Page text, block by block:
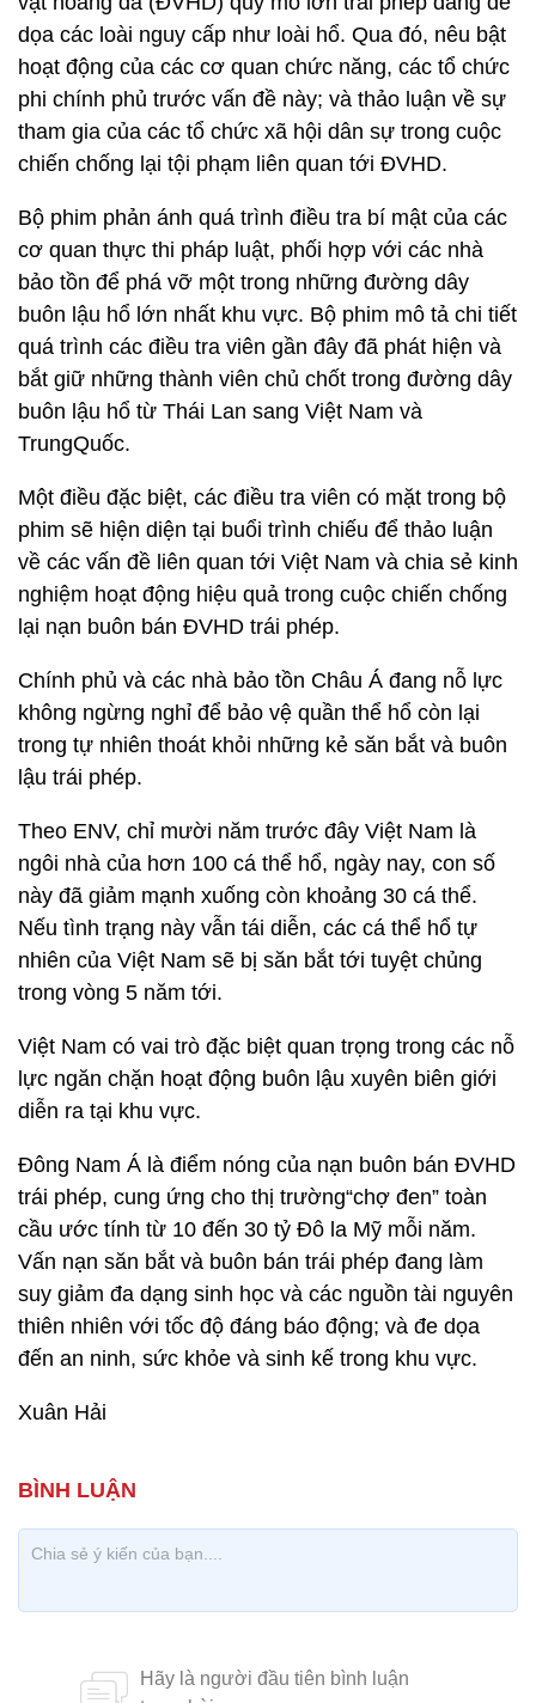
dọa các loài nguy cấp như loài hổ. Qua đó, nêu bật
hoạt động của các cơ quan chức năng, các tổ chức
phi chính phủ trước vấn đề này; và thảo luận về sự
tham gia của các tổ chức xã hội dân sự trong cuộc
chiến chống lại tội phạm liên quan tới ĐVHD.
Bộ phim phản ánh quá trình điều tra bí mật của các
cơ quan thực thi pháp luật, phối hợp với các nhà
bảo tồn để phá vỡ một trong những đường dây
buôn lậu hổ lớn nhất khu vực. Bộ phim mô tả chi tiết
quá trình các điều tra viên gần đây đã phát hiện và
bắt giữ những thành viên chủ chốt trong đường dây
buôn lậu hổ từ Thái Lan sang Việt Nam và
TrungQuốc.
Một điều đặc biệt, các điều tra viên có mặt trong bộ
phim sẽ hiện diện tại buổi trình chiếu để thảo luận
về các vấn đề liên quan tới Việt Nam và chia sẻ kinh
nghiệm hoạt động hiệu quả trong cuộc chiến chống
lại nạn buôn bán ĐVHD trái phép.
Chính phủ và các nhà bảo tồn Châu Á đang nỗ lực
không ngừng nghỉ để bảo vệ quần thể hổ còn lại
trong tự nhiên thoát khỏi những kẻ săn bắt và buôn
lậu trái phép.
Theo ENV, chỉ mười năm trước đây Việt Nam là
ngôi nhà của hơn 100 cá thể hổ, ngày nay, con số
này đã giảm mạnh xuống còn khoảng 30 cá thể.
Nếu tình trạng này vẫn tái diễn, các cá thể hổ tự
nhiên của Việt Nam sẽ bị săn bắt tới tuyệt chủng
trong vòng 5 năm tới.
Việt Nam có vai trò đặc biệt quan trọng trong các nỗ
lực ngăn chặn hoạt động buôn lậu xuyên biên giới
diễn ra tại khu vực.
Đông Nam Á là điểm nóng của nạn buôn bán ĐVHD
trái phép, cung ứng cho thị trường“chợ đen” toàn
cầu ước tính từ 10 đến 30 tỷ Đô la Mỹ mỗi năm.
Vấn nạn săn bắt và buôn bán trái phép đang làm
suy giảm đa dạng sinh học và các nguồn tài nguyên
thiên nhiên với tốc độ đáng báo động; và đe dọa
đến an ninh, sức khỏe và sinh kế trong khu vực.
Xuân Hải